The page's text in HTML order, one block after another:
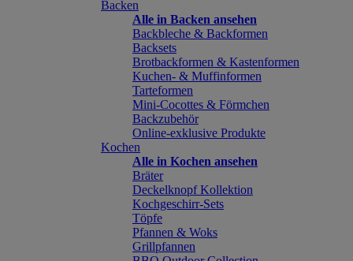
Backen
Alle in Backen ansehen
Backbleche & Backformen
Backsets
Brotbackformen & Kastenformen
Kuchen- & Muffinformen
Tarteformen
Mini-Cocottes & Förmchen
Backzubehör
Online-exklusive Produkte
Kochen
Alle in Kochen ansehen
Bräter
Deckelknopf Kollektion
Kochgeschirr-Sets
Töpfe
Pfannen & Woks
Grillpfannen